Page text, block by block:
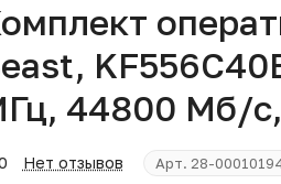
44800 Мб/
Нет отзывов Арт. 28-